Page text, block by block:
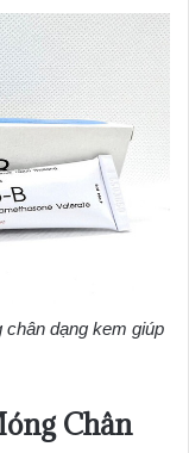
chân dạng kem giúp
Chân